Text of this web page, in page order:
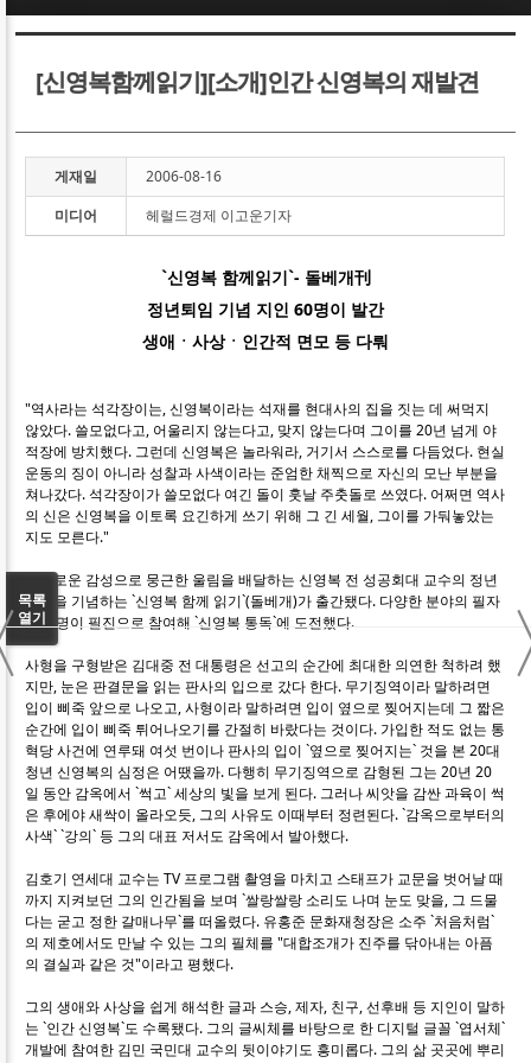
[신영복함께읽기][소개]인간 신영복의 재발견
게재일
2006-08-16
미디어
헤럴드경제 이고운기자
`신영복 함께읽기`- 돌베개刊
정년퇴임 기념 지인 60명이 발간
생애ㆍ사상ㆍ인간적 면모 등 다뤄
"역사라는 석각장이는, 신영복이라는 석재를 현대사의 집을 짓는 데 써먹지
않았다. 쓸모없다고, 어울리지 않는다고, 맞지 않는다며 그이를 20년 넘게 야
적장에 방치했다. 그런데 신영복은 놀라워라, 거기서 스스로를 다듬었다. 현실
운동의 징이 아니라 성찰과 사색이라는 준엄한 채찍으로 자신의 모난 부분을
쳐나갔다. 석각장이가 쓸모없다 여긴 돌이 훗날 주춧돌로 쓰였다. 어쩌면 역사
의 신은 신영복을 이토록 요긴하게 쓰기 위해 그 긴 세월, 그이를 가둬놓았는
지도 모른다."
따사로운 감성으로 뭉근한 울림을 배달하는 신영복 전 성공회대 교수의 정년
퇴임을 기념하는 `신영복 함께 읽기`(돌베개)가 출간됐다. 다양한 분야의 필자
60여명이 필진으로 참여해 `신영복 통독`에 도전했다.
사형을 구형받은 김대중 전 대통령은 선고의 순간에 최대한 의연한 척하려 했
지만, 눈은 판결문을 읽는 판사의 입으로 갔다 한다. 무기징역이라 말하려면
입이 삐죽 앞으로 나오고, 사형이라 말하려면 입이 옆으로 찢어지는데 그 짧은
순간에 입이 삐죽 튀어나오기를 간절히 바랐다는 것이다. 가입한 적도 없는 통
혁당 사건에 연루돼 여섯 번이나 판사의 입이 `옆으로 찢어지는` 것을 본 20대
청년 신영복의 심정은 어땠을까. 다행히 무기징역으로 감형된 그는 20년 20
일 동안 감옥에서 `썩고` 세상의 빛을 보게 된다. 그러나 씨앗을 감싼 과육이 썩
은 후에야 새싹이 올라오듯, 그의 사유도 이때부터 정련된다. `감옥으로부터의
사색` `강의` 등 그의 대표 저서도 감옥에서 발아했다.
김호기 연세대 교수는 TV 프로그램 촬영을 마치고 스태프가 교문을 벗어날 때
까지 지켜보던 그의 인간됨을 보며 `쌀랑쌀랑 소리도 나며 눈도 맞을, 그 드물
다는 굳고 정한 갈매나무`를 떠올렸다. 유홍준 문화재청장은 소주 `처음처럼`
의 제호에서도 만날 수 있는 그의 필체를 "대합조개가 진주를 닦아내는 아픔
의 결실과 같은 것"이라고 평했다.
그의 생애와 사상을 쉽게 해석한 글과 스승, 제자, 친구, 선후배 등 지인이 말하
는 `인간 신영복`도 수록됐다. 그의 글씨체를 바탕으로 한 디지털 글꼴 `엽서체`
개발에 참여한 김민 국민대 교수의 뒷이야기도 흥미롭다. 그의 삶 곳곳에 뿌리
목록
열기
Sketchbook5, 스케치북5
Sketchbook5, 스케치북5
Sketchbook5, 스케치북5
Sketchbook5, 스케치북5